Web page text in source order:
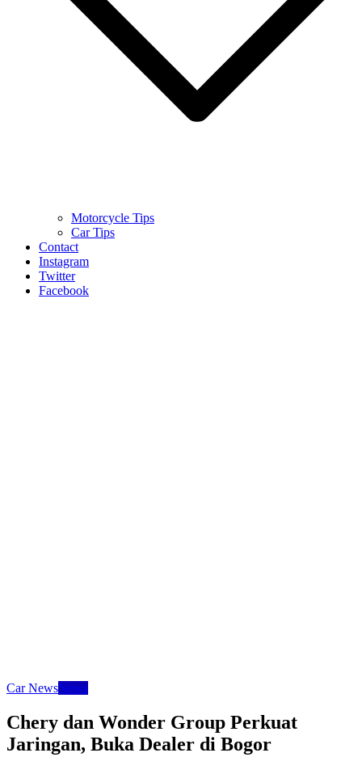
Motorcycle Tips
Car Tips
Contact
Instagram
Twitter
Facebook
Car NewsNews
Chery dan Wonder Group Perkuat
Jaringan, Buka Dealer di Bogor